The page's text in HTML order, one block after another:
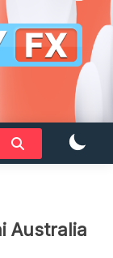
Australia